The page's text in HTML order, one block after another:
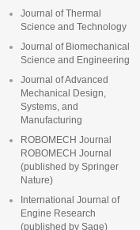
Journal of Thermal
Science and Technology
Journal of Biomechanical
Science and Engineering
Journal of Advanced
Mechanical Design,
Systems, and
Manufacturing
ROBOMECH Journal
ROBOMECH Journal
(published by Springer
Nature)
International Journal of
Engine Research
(published by Sage)